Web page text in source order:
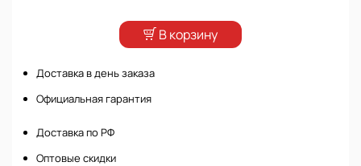
В корзину
Доставка в день заказа
Официальная гарантия
Доставка по РФ
Оптовые скидки